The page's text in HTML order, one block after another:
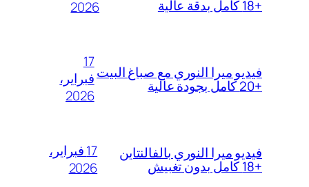
+18 كامل بدقة عالية
2026
فيديو ميرا النوري مع صباغ البيت
+20 كامل بجودة عالية
17
فبراير،
2026
فيديو ميرا النوري بالفالنتاين
+18 كامل بدون تغبيش
17 فبراير،
2026